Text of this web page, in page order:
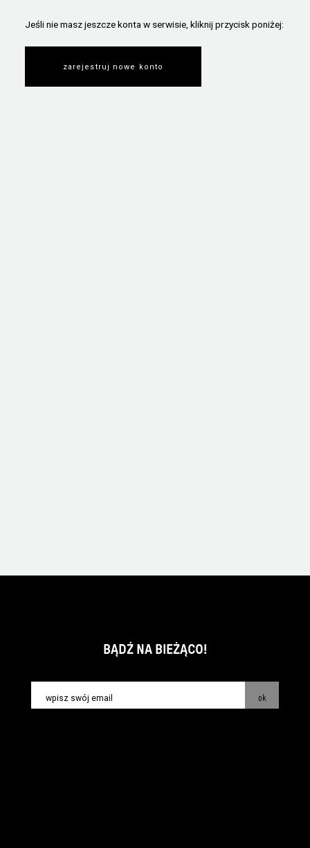
Jeśli nie masz jeszcze konta w serwisie, kliknij przycisk poniżej:
zarejestruj nowe konto
BĄDŹ NA BIEŻĄCO!
ok